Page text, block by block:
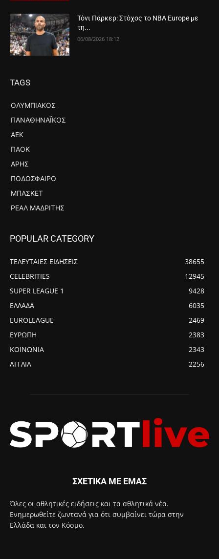
Τόνι Πάρκερ: Στόχος το NBA Europe με
τη...
06/08/2026 18:12
TAGS
ΟΛΥΜΠΙΑΚΌΣ
ΠΑΝΑΘΗΝΑΪΚΌΣ
ΑΕΚ
ΠΑΟΚ
ΆΡΗΣ
ΠΟΔΌΣΦΑΙΡΟ
ΜΠΆΣΚΕΤ
ΡΕΆΛ ΜΑΔΡΊΤΗΣ
POPULAR CATEGORY
ΤΕΛΕΥΤΑΙΕΣ ΕΙΔΗΣΕΙΣ
38655
CELEBRITIES
12945
SUPER LEAGUE 1
9428
ΕΛΛΑΔΑ
6035
EUROLEAGUE
2469
ΕΥΡΩΠΗ
2383
ΚΟΙΝΩΝΙΑ
2343
ΑΓΓΛΙΑ
2256
ΣΧΕΤΙΚΑ ΜΕ ΕΜΑΣ
Όλες οι αθλητικές ειδήσεις και τα αθλητικά νέα.
Ενημερωθείτε ζωντανά για ότι συμβαίνει τώρα στην
Ελλάδα και τον Κόσμο.